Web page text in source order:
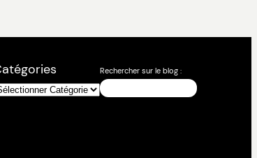
Rechercher sur le blog :